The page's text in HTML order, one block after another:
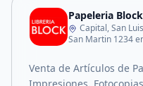
Papeleria Block
Capital, San Luis
San Martin 1234
Venta de Artículos de